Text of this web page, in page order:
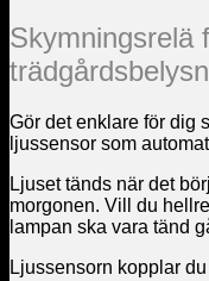
Skymningsrelä
Gör det enklare för dig
ljussensor som
Ljuset tänds när det
morgonen. Vill du
lampan ska vara tänd
Ljussensorn kopplar